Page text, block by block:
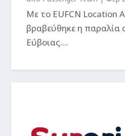
Με το EUFCN Location
βραβεύθηκε η παραλία
Εύβοιας....